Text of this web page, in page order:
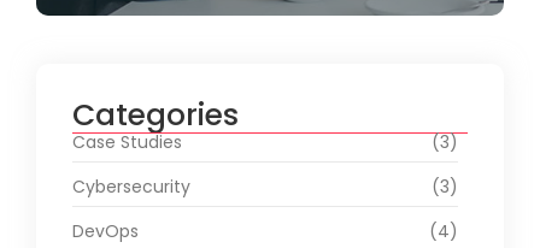
Categories
Case Studies
(3)
Cybersecurity
(3)
DevOps
(4)